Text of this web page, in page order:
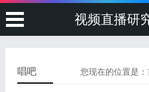
视频直播研
您现在的位置是：
唱吧